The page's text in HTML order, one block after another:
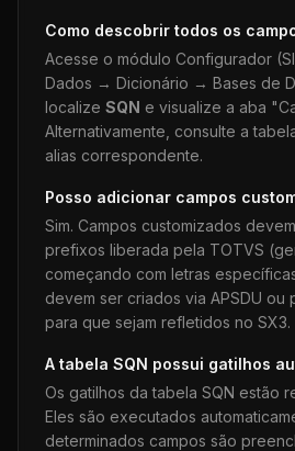
Como descobrir todos os
Acesse o módulo Configurador
Dados → Dicionário → Bases de
localize SQN e visualize a aba
Alternativamente, consulte a
alias correspondente.
Posso adicionar campos
Sim. Campos customizados
prefixos liberada pela TOTVS
começando com letras
devem ser criados via APSDU ou
para que sejam refletidos no SX3.
A tabela SQN possui gatilhos
Os gatilhos da tabela SQN estão
Eles são executados
determinados campos são